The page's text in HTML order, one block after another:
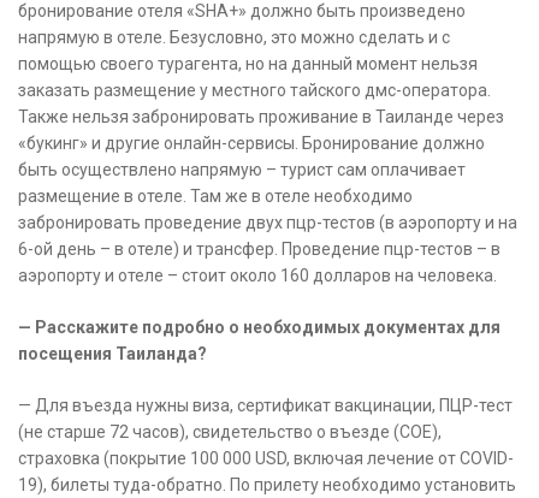
бронирование отеля «SHA+» должно быть произведено
напрямую в отеле. Безусловно, это можно сделать и с
помощью своего турагента, но на данный момент нельзя
заказать размещение у местного тайского дмс-оператора.
Также нельзя забронировать проживание в Таиланде через
«букинг» и другие онлайн-сервисы. Бронирование должно
быть осуществлено напрямую – турист сам оплачивает
размещение в отеле. Там же в отеле необходимо
забронировать проведение двух пцр-тестов (в аэропорту и на
6-ой день – в отеле) и трансфер. Проведение пцр-тестов – в
аэропорту и отеле – стоит около 160 долларов на человека.
— Расскажите подробно о необходимых документах для
посещения Таиланда?
— Для въезда нужны виза, сертификат вакцинации, ПЦР-тест
(не старше 72 часов), свидетельство о въезде (СОЕ),
страховка (покрытие 100 000 USD, включая лечение от COVID-
19), билеты туда-обратно. По прилету необходимо установить